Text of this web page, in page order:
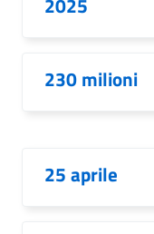
230 milioni
25 aprile